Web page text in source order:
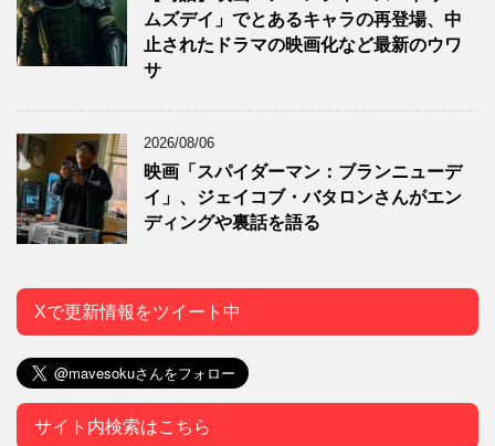
ムズデイ」でとあるキャラの再登場、中
止されたドラマの映画化など最新のウワ
サ
2026/08/06
映画「スパイダーマン：ブランニューデ
イ」、ジェイコブ・バタロンさんがエン
ディングや裏話を語る
Xで更新情報をツイート中
サイト内検索はこちら